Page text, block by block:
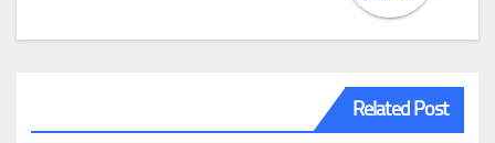
Related Post